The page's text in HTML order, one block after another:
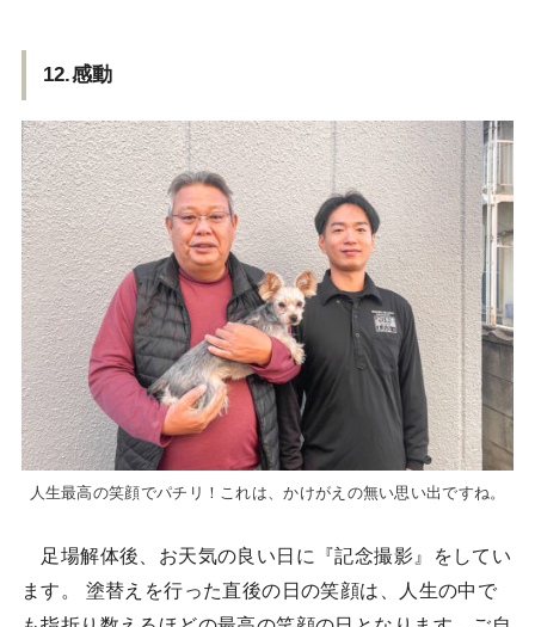
12.感動
人生最高の笑顔でパチリ！これは、かけがえの無い思い出ですね。
足場解体後、お天気の良い日に『記念撮影』をしてい
ます。 塗替えを行った直後の日の笑顔は、人生の中で